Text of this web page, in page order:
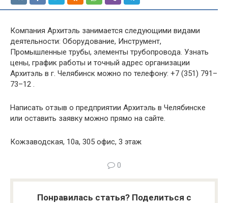
Компания Архитэль занимается следующими видами
деятельности: Оборудование, Инструмент,
Промышленные трубы, элементы трубопровода. Узнать
цены, график работы и точный адрес организации
Архитэль в г. Челябинск можно по телефону: +7 (351) 791–
73–12 .
Написать отзыв о предприятии Архитэль в Челябинске
или оставить заявку можно прямо на сайте.
Кожзаводская, 10а, 305 офис, 3 этаж
0
Понравилась статья? Поделиться с